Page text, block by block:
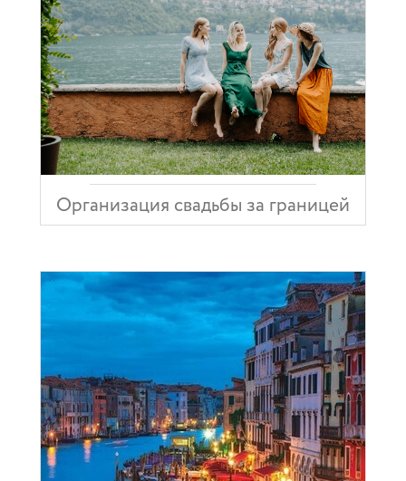
Организация свадьбы за границей